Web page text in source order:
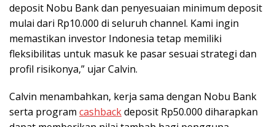
deposit Nobu Bank dan penyesuaian minimum deposit
mulai dari Rp10.000 di seluruh channel. Kami ingin
memastikan investor Indonesia tetap memiliki
fleksibilitas untuk masuk ke pasar sesuai strategi dan
profil risikonya,” ujar Calvin.
Calvin menambahkan, kerja sama dengan Nobu Bank
serta program cashbackdeposit Rp50.000 diharapkan